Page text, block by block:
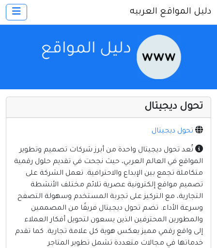
اتصل بنا
الأسرة والترفيه
كمبيوتر وبرامج
منتديات
مواقع إخباريه
مواقع إسلامية
مواقع طبيه
دليل المواقع العربيه
تحول ديجيتال
تحول ديجيتال
تُعد تحول ديجيتال واحدة من أبرز شركات تصميم وتطوير
المواقع في العالم العربي، حيث نجحت في تقديم حلول رقمية
متكاملة تجمع بين الإبداع والاحترافية. تعمل الشركة على
تصميم مواقع إلكترونية عصرية تلائم مختلف الأنشطة
التجارية، مع التركيز على تجربة المستخدم وسهولة التصفح
وسرعة الأداء. تضم تحول ديجيتال فريقًا من المصممين
والمطورين المحترفين الذين يسعون لتحويل أفكار العملاء
إلى واقع رقمي مميز يعكس هوية كل علامة تجارية. كما تقدم
خدماتها في مجالات متعددة تشمل تطوير المتاجر